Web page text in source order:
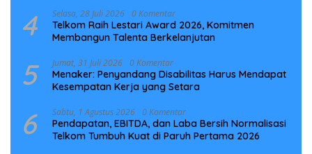
4 Selasa, 28 Juli 2026 0 Komentar
Telkom Raih Lestari Award 2026, Komitmen
Membangun Talenta Berkelanjutan
5 Jumat, 31 Juli 2026 0 Komentar
Menaker: Penyandang Disabilitas Harus Mendapat
Kesempatan Kerja yang Setara
6 Sabtu, 1 Agustus 2026 0 Komentar
Pendapatan, EBITDA, dan Laba Bersih Normalisasi
Telkom Tumbuh Kuat di Paruh Pertama 2026